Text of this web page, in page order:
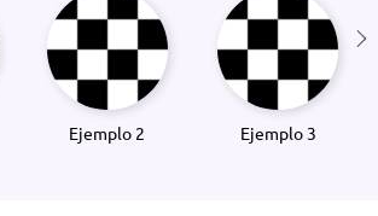
Ejemplo 2 Ejemplo 3